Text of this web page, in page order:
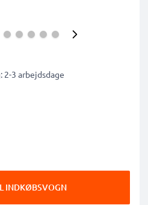
2-3 arbejdsdage
INDKØBSVOGN